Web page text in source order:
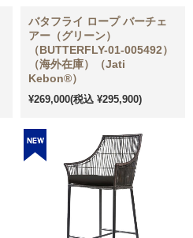
バタフライ ロープ バーチェ
アー（グリーン）
（BUTTERFLY-01-005492）
（海外在庫）（Jati
Kebon®）
¥269,000(税込 ¥295,900)